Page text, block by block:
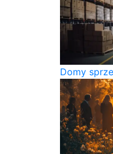
Domy